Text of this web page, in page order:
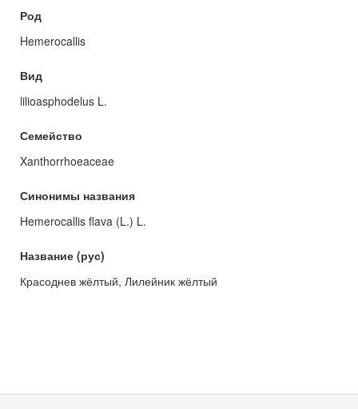
Род
Hemerocallis
Вид
lilioasphodelus L.
Семейство
Xanthorrhoeaceae
Синонимы названия
Hemerocallis flava (L.) L.
Название (рус)
Красоднев жёлтый, Лилейник жёлтый